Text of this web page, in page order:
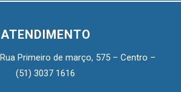
ATENDIMENTO
Rua Primeiro de março, 575 – Centro –
(51) 3037 1616